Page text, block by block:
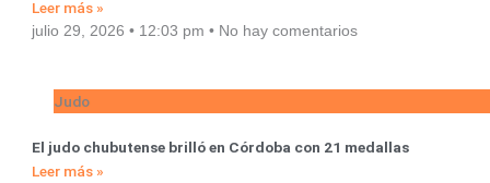
Leer más »
julio 29, 2026 12:03 pm No hay comentarios
Judo
El judo chubutense brilló en Córdoba con 21 medallas
Leer más »